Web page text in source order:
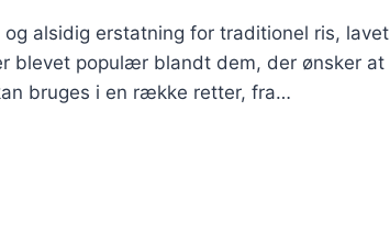
alsidig erstatning for traditionel ris, lavet
blevet populær blandt dem, der ønsker at
bruges i en række retter, fra…